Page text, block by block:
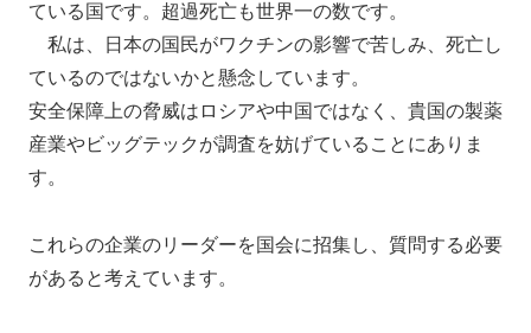
ている国です。超過死亡も世界一の数です。
私は、日本の国民がワクチンの影響で苦しみ、死亡し
ているのではないかと懸念しています。
安全保障上の脅威はロシアや中国ではなく、貴国の製薬
産業やビッグテックが調査を妨げていることにありま
す。
これらの企業のリーダーを国会に招集し、質問する必要
があると考えています。